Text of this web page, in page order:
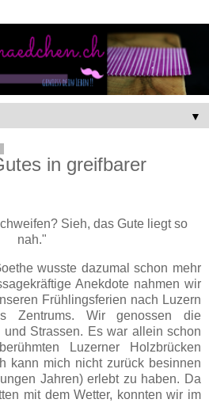
▼
in greifbarer
Sieh, das Gute liegt so
nah."
wusste dazumal schon mehr
Anekdote nahmen wir
Frühlingsferien nach Luzern
Zentrums. Wir genossen die
und Strassen. Es war allein schon
Luzerner Holzbrücken
kann mich nicht zurück besinnen
Jahren) erlebt zu haben. Da
mit dem Wetter, konnten wir im